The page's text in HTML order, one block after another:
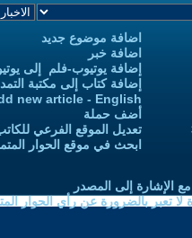
اضافة موضوع جديد
اضافة خبر
إضافة يوتيوب-فلم إلى
إضافة كتاب إلى مكتبة
new article - English
أضف حملة
تعديل الموقع الفرعي
ابحث في موقع الحوار
الإشارة إلى المصدر
لا تعبر بالضرورة عن رأي الحوار